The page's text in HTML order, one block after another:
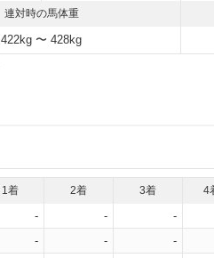
連対時の馬体重
422kg 〜 428kg
1着 2着 3着 4
- - -
- - -